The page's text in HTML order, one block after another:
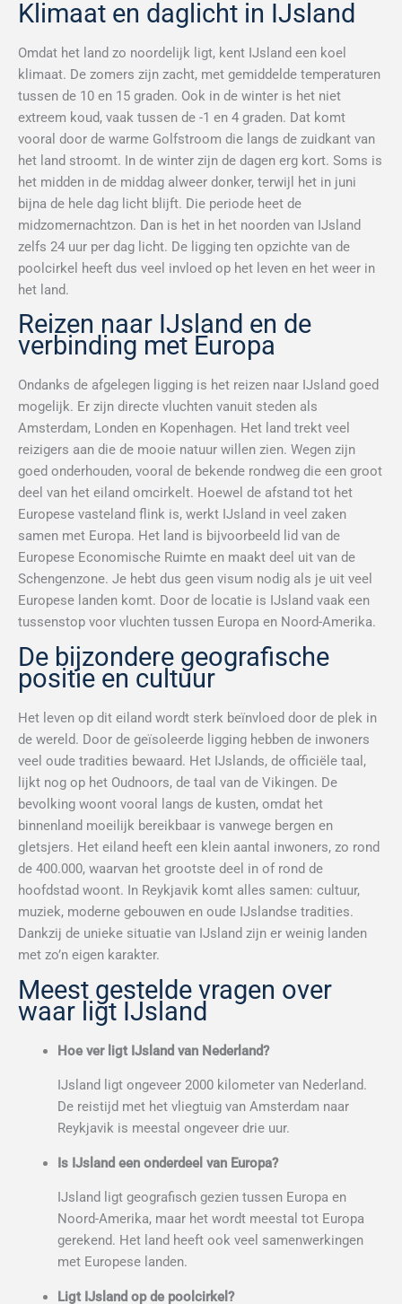
Klimaat en daglicht in IJsland
Omdat het land zo noordelijk ligt, kent IJsland een koel
klimaat. De zomers zijn zacht, met gemiddelde temperaturen
tussen de 10 en 15 graden. Ook in de winter is het niet
extreem koud, vaak tussen de -1 en 4 graden. Dat komt
vooral door de warme Golfstroom die langs de zuidkant van
het land stroomt. In de winter zijn de dagen erg kort. Soms is
het midden in de middag alweer donker, terwijl het in juni
bijna de hele dag licht blijft. Die periode heet de
midzomernachtzon. Dan is het in het noorden van IJsland
zelfs 24 uur per dag licht. De ligging ten opzichte van de
poolcirkel heeft dus veel invloed op het leven en het weer in
het land.
Reizen naar IJsland en de
verbinding met Europa
Ondanks de afgelegen ligging is het reizen naar IJsland goed
mogelijk. Er zijn directe vluchten vanuit steden als
Amsterdam, Londen en Kopenhagen. Het land trekt veel
reizigers aan die de mooie natuur willen zien. Wegen zijn
goed onderhouden, vooral de bekende rondweg die een groot
deel van het eiland omcirkelt. Hoewel de afstand tot het
Europese vasteland flink is, werkt IJsland in veel zaken
samen met Europa. Het land is bijvoorbeeld lid van de
Europese Economische Ruimte en maakt deel uit van de
Schengenzone. Je hebt dus geen visum nodig als je uit veel
Europese landen komt. Door de locatie is IJsland vaak een
tussenstop voor vluchten tussen Europa en Noord-Amerika.
De bijzondere geografische
positie en cultuur
Het leven op dit eiland wordt sterk beïnvloed door de plek in
de wereld. Door de geïsoleerde ligging hebben de inwoners
veel oude tradities bewaard. Het IJslands, de officiële taal,
lijkt nog op het Oudnoors, de taal van de Vikingen. De
bevolking woont vooral langs de kusten, omdat het
binnenland moeilijk bereikbaar is vanwege bergen en
gletsjers. Het eiland heeft een klein aantal inwoners, zo rond
de 400.000, waarvan het grootste deel in of rond de
hoofdstad woont. In Reykjavik komt alles samen: cultuur,
muziek, moderne gebouwen en oude IJslandse tradities.
Dankzij de unieke situatie van IJsland zijn er weinig landen
met zo’n eigen karakter.
Meest gestelde vragen over
waar ligt IJsland
Hoe ver ligt IJsland van Nederland?
IJsland ligt ongeveer 2000 kilometer van Nederland.
De reistijd met het vliegtuig van Amsterdam naar
Reykjavik is meestal ongeveer drie uur.
Is IJsland een onderdeel van Europa?
IJsland ligt geografisch gezien tussen Europa en
Noord-Amerika, maar het wordt meestal tot Europa
gerekend. Het land heeft ook veel samenwerkingen
met Europese landen.
Ligt IJsland op de poolcirkel?